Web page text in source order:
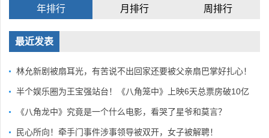
年排行 月排行 周排行
最近发表
林允新剧被扇耳光，有苦说不出回家还要被父亲扇巴掌好扎心！
半个娱乐圈为王宝强站台！《八角笼中》上映6天总票房破10亿
《八角龙中》究竟是一个什么电影，看哭了星爷和莫言？
民心所向！牵手门事件涉事领导被双开，女子被解聘！